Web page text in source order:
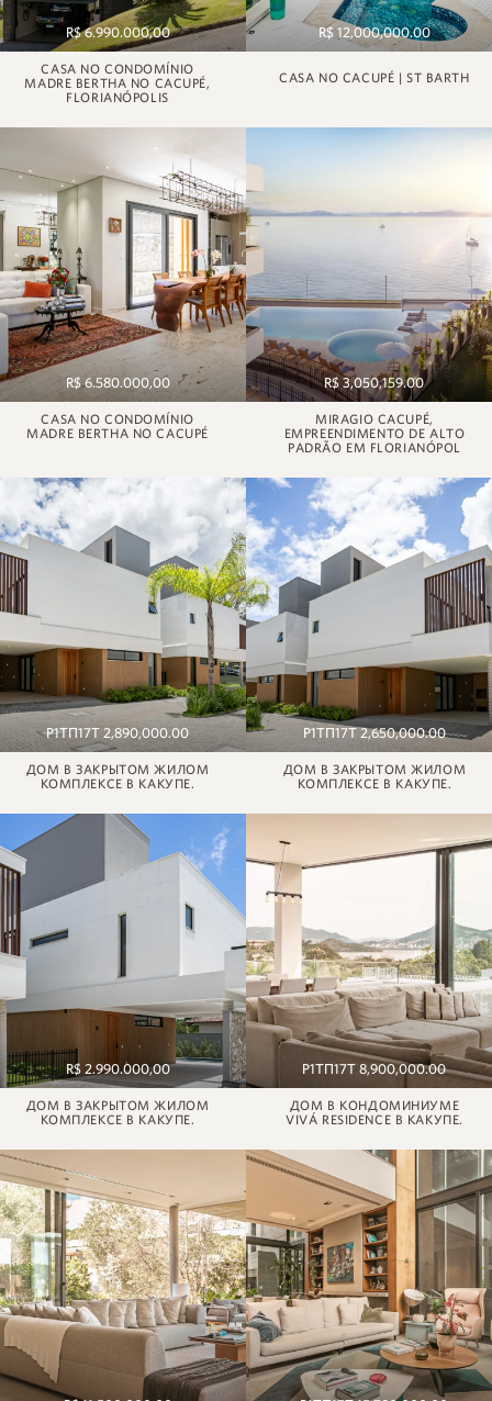
R$ 6.990.000,00
CASA NO CONDOMÍNIO
MADRE BERTHA NO CACUPÉ,
FLORIANÓPOLIS
R$ 12,000,000.00
CASA NO CACUPÉ | ST BARTH
R$ 6.580.000,00
CASA NO CONDOMÍNIO
MADRE BERTHA NO CACUPÉ
R$ 3,050,159.00
MIRAGIO CACUPÉ,
EMPREENDIMENTO DE ALTO
PADRÃO EM FLORIANÓPOL
Р1ТП17Т 2,890,000.00
ДОМ В ЗАКРЫТОМ ЖИЛОМ
КОМПЛЕКСЕ В КАКУПЕ.
Р1ТП17Т 2,650,000.00
ДОМ В ЗАКРЫТОМ ЖИЛОМ
КОМПЛЕКСЕ В КАКУПЕ.
R$ 2.990.000,00
ДОМ В ЗАКРЫТОМ ЖИЛОМ
КОМПЛЕКСЕ В КАКУПЕ.
Р1ТП17Т 8,900,000.00
ДОМ В КОНДОМИНИУМЕ
VIVÁ RESIDENCE В КАКУПЕ.